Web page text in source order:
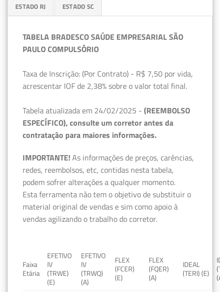
ESTADO RJ ESTADO SC
TABELA BRADESCO SAÚDE EMPRESARIAL SÃO
PAULO COMPULSÓRIO
Taxa de Inscrição: (Por Contrato) - R$ 7,50 por vida,
acrescentar IOF de 2,38% sobre o valor total final.
Tabela atualizada em 24/02/2025 - (REEMBOLSO
ESPECÍFICO), consulte um corretor antes da
contratação para maiores informações.
IMPORTANTE!As informações de preços, carências,
redes, reembolsos, etc, contidas nesta tabela,
podem sofrer alterações a qualquer momento.
Esta ferramenta não tem o objetivo de substituir o
material original de vendas e sim como apoio à
vendas agilizando o trabalho do corretor.
Faixa
Etária
EFETIVO
IV
(TRWE)
(E)
EFETIVO
IV
(TRWQ)
(A)
FLEX
(FCER)
(E)
FLEX
(FQER)
(A)
IDEAL
(TERI) (E)